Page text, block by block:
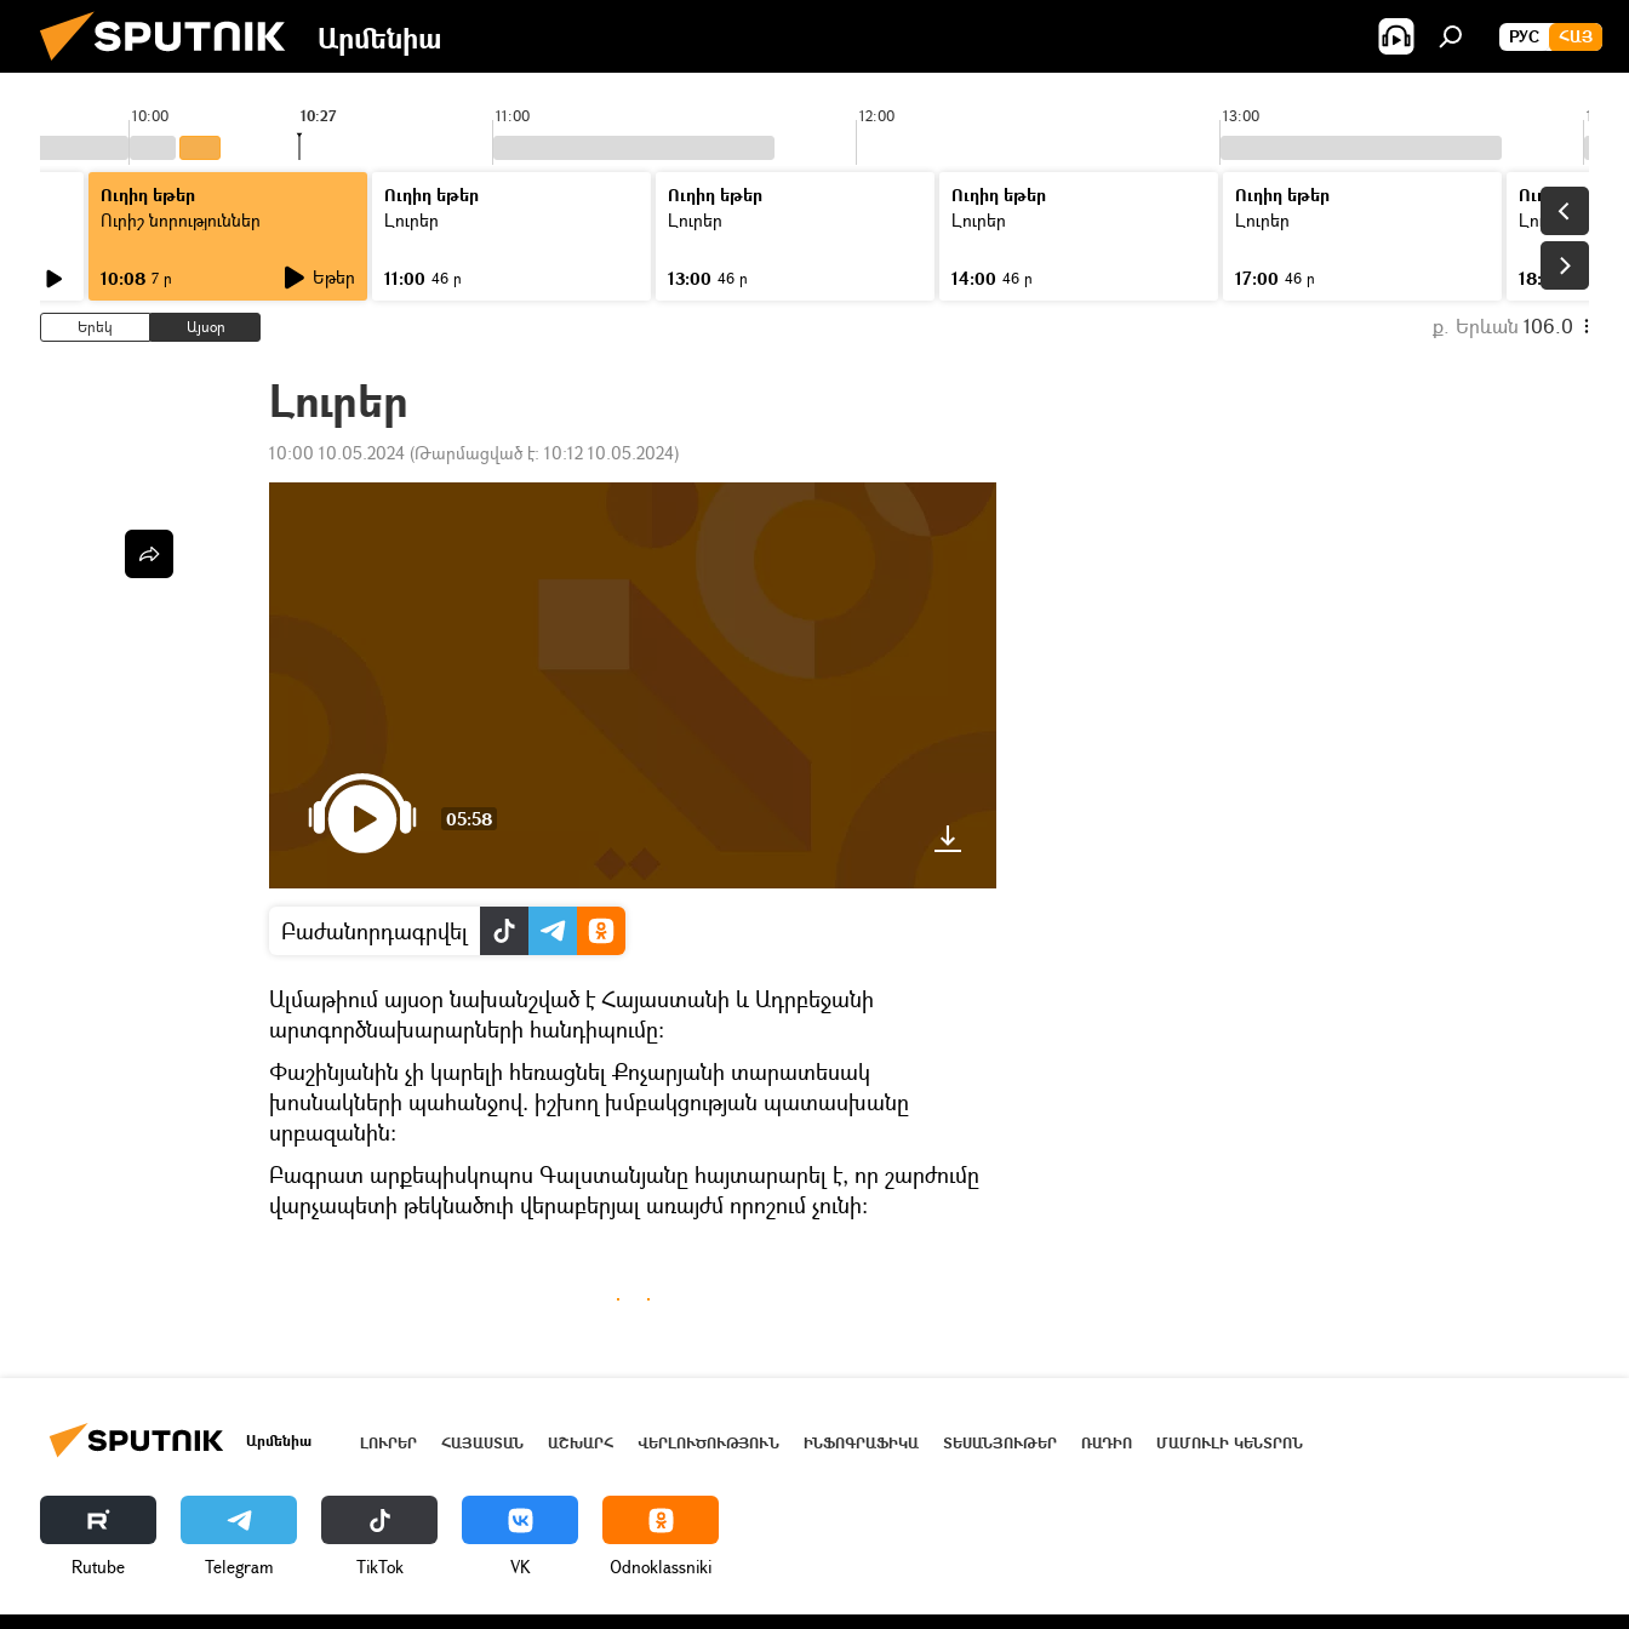
Արմենիա РУС ՀԱՅ
10:00 11:00 12:00 13:00 14:00
10:27
Ուղիղ եթեր
Ուրիշ նորություններ
10:08 7 ր Եթեր
Ուղիղ եթեր
Լուրեր
11:00 46 ր
Ուղիղ եթեր
Լուրեր
13:00 46 ր
Ուղիղ եթեր
Լուրեր
14:00 46 ր
Ուղիղ եթեր
Լուրեր
17:00 46 ր
Ուղիղ եթեր
Լուրեր
18:00
Երեկ Այսօր ք. Երևան 106.0
Լուրեր
10:00 10.05.2024 (Թարմացված է: 10:12 10.05.2024)
05:58
Բաժանորդագրվել
Ալմաթիում այսօր նախանշված է Հայաստանի և Ադրբեջանի
արտգործնախարարների հանդիպումը։
Փաշինյանին չի կարելի հեռացնել Քոչարյանի տարատեսակ
խոսնակների պահանջով. իշխող խմբակցության պատասխանը
սրբազանին։
Բագրատ արքեպիսկոպոս Գալստանյանը հայտարարել է, որ շարժումը
վարչապետի թեկնածուի վերաբերյալ առայժմ որոշում չունի։
Արմենիա ԼՈՒՐԵՐ ՀԱՅԱՍՏԱՆ ԱՇԽԱՐՀ ՎԵՐԼՈՒԾՈՒԹՅՈՒՆ ԻՆՖՈԳՐԱՖԻԿԱ ՏԵՍԱՆՅՈՒԹԵՐ ՌԱԴԻՈ ՄԱՄՈՒԼԻ ԿԵՆՏՐՈՆ
Rutube Telegram ТikТоk VK Odnoklassniki